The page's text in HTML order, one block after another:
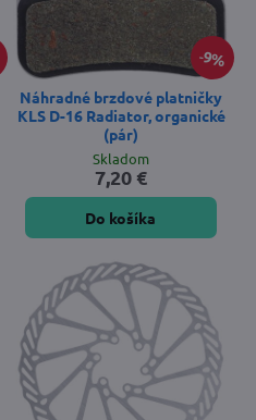
9%
Náhradné brzdové platničky
KLS D-16 Radiator, organické
(pár)
Skladom
7,20 €
Do košíka